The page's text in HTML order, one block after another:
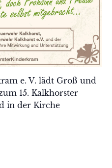
e. V. lädt Groß und
15. Kalkhorster
in der Kirche